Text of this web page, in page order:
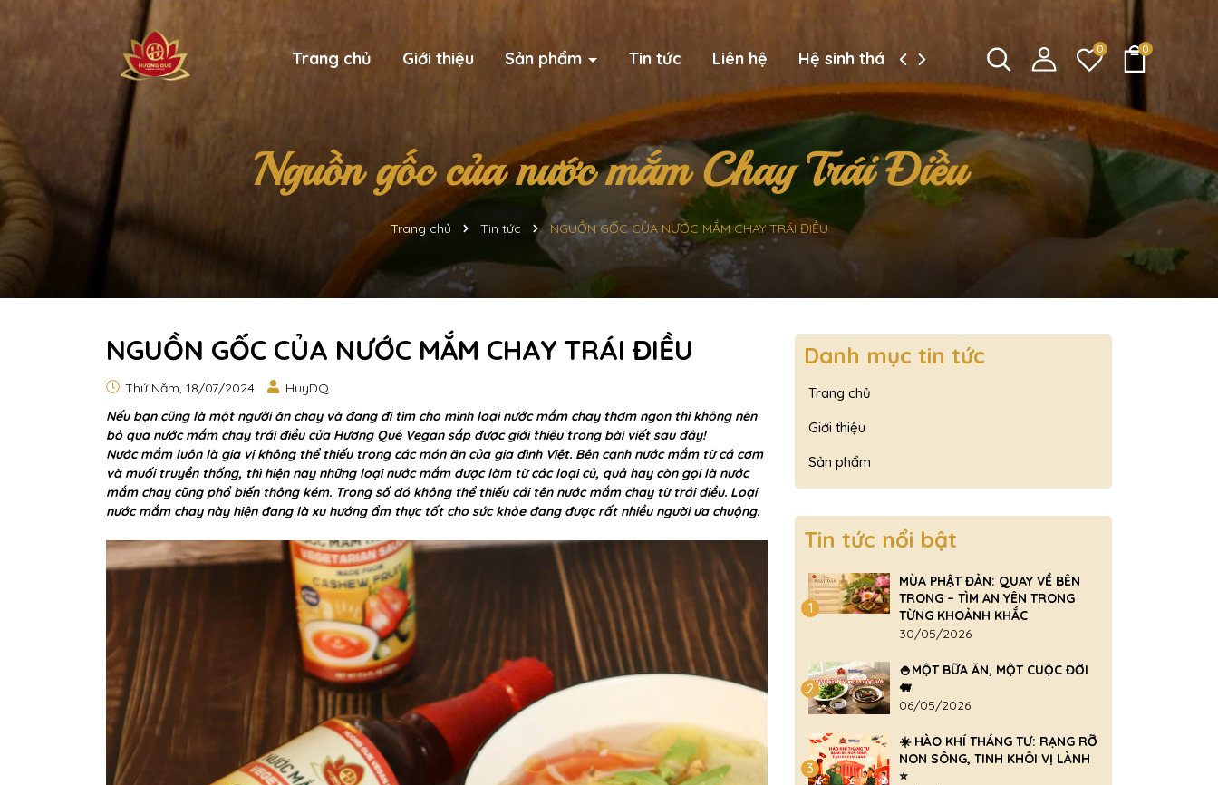
Trang chủ Giới thiệu Sản phẩm Tin tức Liên hệ Hệ sinh thái công ty 0 0
Nguồn gốc của nước mắm Chay Trái Điều
Trang chủ Tin tức NGUỒN GỐC CỦA NƯỚC MẮM CHAY TRÁI ĐIỀU
NGUỒN GỐC CỦA NƯỚC MẮM CHAY TRÁI ĐIỀU
Thứ Năm, 18/07/2024
HuyDQ
Nếu bạn cũng là một người ăn chay và đang đi tìm cho mình loại nước mắm chay thơm ngon thì không nên
bỏ qua nước mắm chay trái điều của Hương Quê Vegan sắp được giới thiệu trong bài viết sau đây!
Nước mắm luôn là gia vị không thể thiếu trong các món ăn của gia đình Việt. Bên cạnh nước mắm từ cá cơm
và muối truyền thống, thì hiện nay những loại nước mắm được làm từ các loại củ, quả hay còn gọi là nước
mắm chay cũng phổ biến thông kém. Trong số đó không thể thiếu cái tên nước mắm chay từ trái điều. Loại
nước mắm chay này hiện đang là xu hướng ẩm thực tốt cho sức khỏe đang được rất nhiều người ưa chuộng.
Danh mục tin tức
Trang chủ
Giới thiệu
Sản phẩm
Tin tức nổi bật
1
MÙA PHẬT ĐẢN: QUAY VỀ BÊN
TRONG – TÌM AN YÊN TRONG
TỪNG KHOẢNH KHẮC
30/05/2026
2
🍚MỘT BỮA ĂN, MỘT CUỘC ĐỜI
🐖
06/05/2026
3
☀️ HÀO KHÍ THÁNG TƯ: RẠNG RỠ
NON SÔNG, TINH KHÔI VỊ LÀNH
⭐